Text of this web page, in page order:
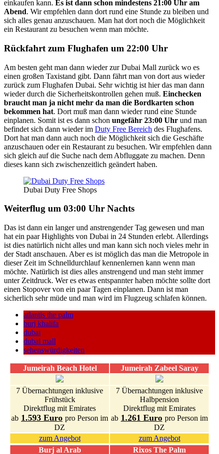
einkaufen kann. Es ist dann schon mindestens 21:00 Uhr am
Abend. Wir empfehlen dann dort rund eine Stunde zu bleiben und
sich alles genau anzuschauen. Man hat dort noch die Möglichkeit
ein Restaurant zu besuchen wenn man möchte.
Rückfahrt zum Flughafen um 22:00 Uhr
Am besten geht man dann wieder zur Dubai Mall zurück wo es
einen großen Taxistand gibt. Dann fährt man von dort aus wieder
zurück zum Flughafen Dubai. Sehr wichtig ist hier das man dann
wieder durch die Sicherheitskontrollen gehen muß. Einchecken
braucht man ja nicht mehr da man die Bordkarten schon
bekommen hat. Dort muß man dann wieder rund eine Stunde
einplanen. Somit ist es dann schon ungefähr 23:00 Uhr und man
befindet sich dann wieder im Duty Free Bereich des Flughafens.
Dort hat man dann auch noch die Möglichkeit sich die Geschäfte
anzuschauen oder ein Restaurant zu besuchen. Wir empfehlen dann
sich gleich auf die Suche nach dem Abfluggate zu machen. Denn
dieses kann sich zwischenzeitlich geändert haben.
Dubai Duty Free Shops
Weiterflug um 03:00 Uhr Nachts
Das ist dann ein langer und anstrengender Tag gewesen und man
hat ein paar Highlights von Dubai in 24 Stunden erlebt. Allerdings
ist dies natürlich nicht alles und man kann sich noch vieles mehr in
der Stadt anschauen. Aber es ist möglich das man die Metropole in
dieser Zeit im Schnelldurchlauf kennenlernen kann wenn man
möchte. Natürlich ist dies alles anstrengend und man steht immer
unter Zeitdruck. Wer es etwas entspannter haben möchte sollte dort
einen Stopover von ein paar Tagen einplanen. Dann ist man
sicherlich sehr müde und man wird im Flugzeug schlafen können.
atlantis the palm
burj khalifa
dubai
dubai mall
sehenswürdigkeiten
Jumeirah Beach Hotel Jumeirah Zabeel Saray
7 Übernachtungen inklusive
Frühstück
Direktflug mit Emirates
ab 1.593 Euro pro Person im
DZ
7 Übernachtungen inklusive
Halbpension
Direktflug mit Emirates
ab 1.261 Euro pro Person im
DZ
zum Angebot
zum Angebot
Burj al Arab
Rixos The Palm